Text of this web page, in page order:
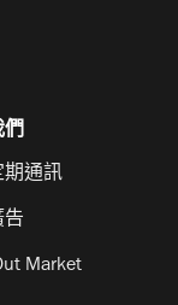
期通訊
告
Market